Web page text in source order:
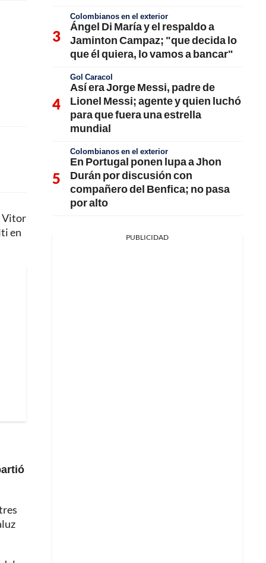
Vitor
en
Colombianos en el exterior
Ángel Di María y el respaldo a
Jaminton Campaz; "que decida lo
que él quiera, lo vamos a bancar"
Gol Caracol
Así era Jorge Messi, padre de
Lionel Messi; agente y quien luchó
para que fuera una estrella
mundial
Colombianos en el exterior
En Portugal ponen lupa a Jhon
Durán por discusión con
compañero del Benfica; no pasa
por alto
PUBLICIDAD